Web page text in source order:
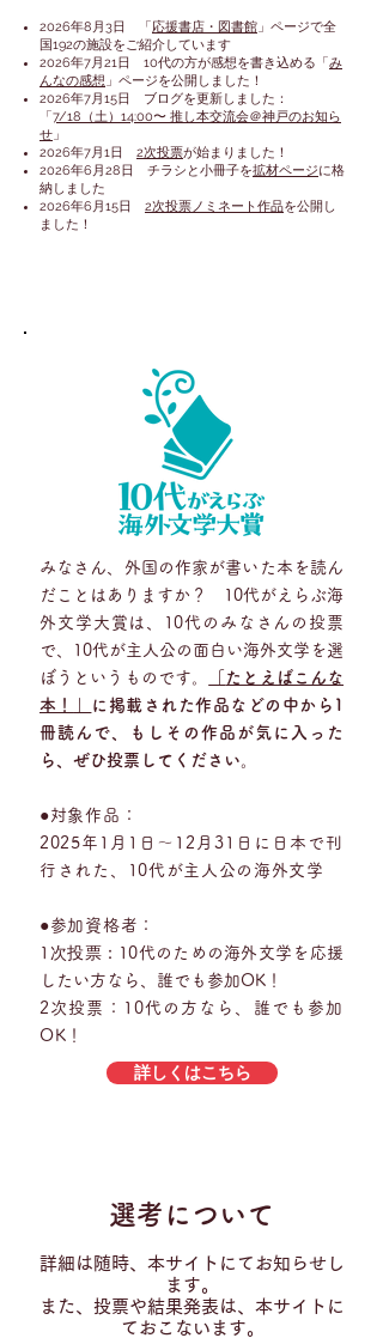
2026年8月3日 「応援書店・図書館 」ページで全
国192の施設をご紹介しています​
2026年7月21日 10代の方が感想を書き込める「み
んなの感想 」ページを公開しました！​
2026年7月15日 ブログを更新しました：
「7/18（土）14:00〜 推し本交流会＠神戸のお知ら
せ 」
2026年7月1日 2次投票が始まりました！
2026年6月28日 チラシと小冊子を拡材ページに格
納しました
2026年6月15日 2次投票ノミネート作品を公開し
ました！
みなさん、外国の作家が書いた本を読ん
だことはありますか？ 10代がえらぶ海
外文学大賞は、10代のみなさんの投票
で、10代が主人公の面白い海外文学を選
ぼうというものです。
たとえばこんな
本！
に掲載された作品などの中から1
冊読んで、もしその作品が気に入った
ら、ぜひ投票してください。
●対象作品：
2025年1月1日〜12月31日に日本で刊
行された、10代が主人公の海外文学
●参加資格者：
1 次投票： 10代のための海外文学を応援
したい方なら、誰でも参加OK！
2次投票：10代の方なら、誰でも参加
OK！
詳しくはこちら
選考について
詳細は随時、本サイトにてお知らせし
ます。
また、投票や結果発表は、本サイトに
ておこないます。